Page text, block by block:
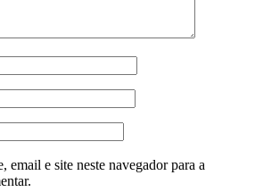
email e site neste navegador para a